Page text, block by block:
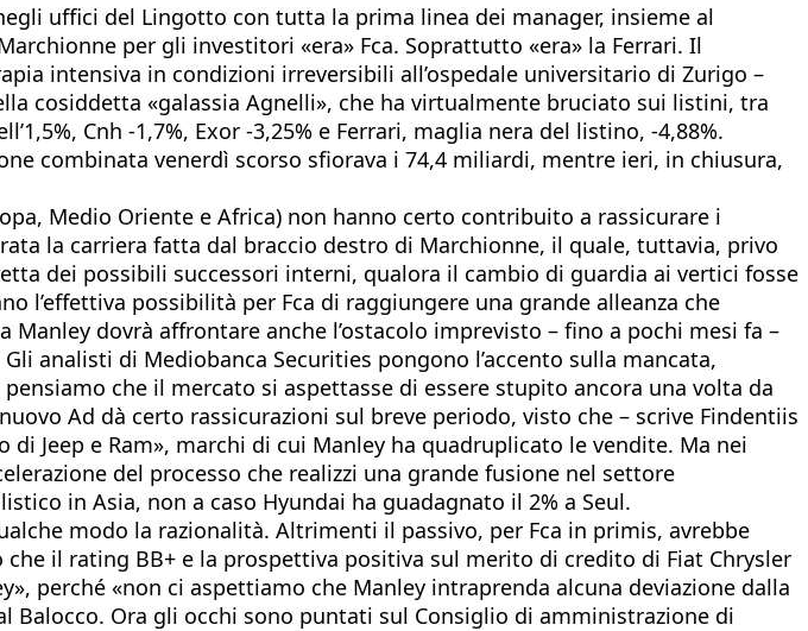
uffici del Lingotto con tutta la prima linea dei manager, insieme al
per gli investitori «era» Fca. Soprattutto «era» la Ferrari. Il
intensiva in condizioni irreversibili all’ospedale universitario di Zurigo –
cosiddetta «galassia Agnelli», che ha virtualmente bruciato sui listini, tra
Cnh -1,7%, Exor -3,25% e Ferrari, maglia nera del listino, -4,88%.
combinata venerdì scorso sfiorava i 74,4 miliardi, mentre ieri, in chiusura,
Medio Oriente e Africa) non hanno certo contribuito a rassicurare i
la carriera fatta dal braccio destro di Marchionne, il quale, tuttavia, privo
dei possibili successori interni, qualora il cambio di guardia ai vertici fosse
l’effettiva possibilità per Fca di raggiungere una grande alleanza che
dovrà affrontare anche l’ostacolo imprevisto – fino a pochi mesi fa –
analisti di Mediobanca Securities pongono l’accento sulla mancata,
che il mercato si aspettasse di essere stupito ancora una volta da
Ad dà certo rassicurazioni sul breve periodo, visto che – scrive Findentiis
Jeep e Ram», marchi di cui Manley ha quadruplicato le vendite. Ma nei
del processo che realizzi una grande fusione nel settore
in Asia, non a caso Hyundai ha guadagnato il 2% a Seul.
modo la razionalità. Altrimenti il passivo, per Fca in primis, avrebbe
il rating BB+ e la prospettiva positiva sul merito di credito di Fiat Chrysler
perché «non ci aspettiamo che Manley intraprenda alcuna deviazione dalla
Ora gli occhi sono puntati sul Consiglio di amministrazione di